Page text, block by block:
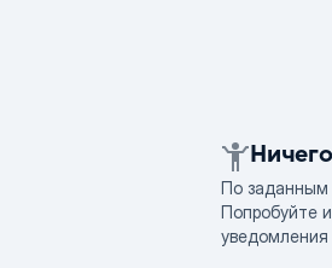
По заданным
Попробуйте
уведомления